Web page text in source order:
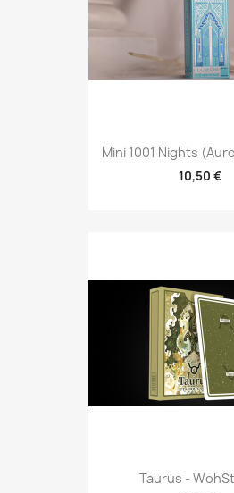
Mini 1001 Nights
10,50 €
Taurus -